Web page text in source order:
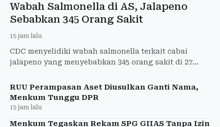
Wabah Salmonella di AS, Jalapeno
Sebabkan 345 Orang Sakit
15 jam lalu
CDC menyelidiki wabah salmonella terkait cabai
jalapeno yang menyebabkan 345 orang sakit di 27
RUU Perampasan Aset Diusulkan Ganti Nama,
Menkum Tunggu DPR
15 jam lalu
Menkum Tegaskan Rekam SPG GIIAS Tanpa Izin